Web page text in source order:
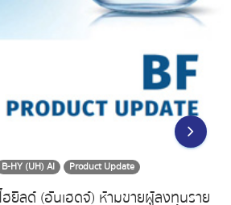
B-HY (UH) AI Product Update
ยิลด์ (อันเฮดจ์) ห้ามขายผู้ลงทุนราย